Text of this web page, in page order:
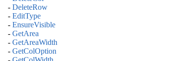
- DeleteRow
- EditType
- EnsureVisible
- GetArea
- GetAreaWidth
- GetColOption